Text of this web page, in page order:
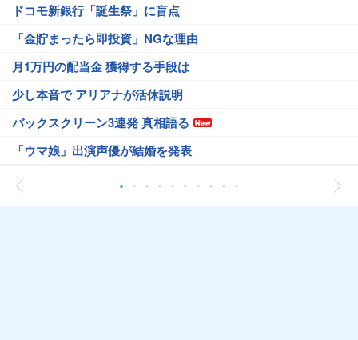
ドコモ新銀行「誕生祭」に盲点
「金貯まったら即投資」NGな理由
月1万円の配当金 獲得する手段は
少し本音で アリアナが活休説明
バックスクリーン3連発 真相語る
「ウマ娘」出演声優が結婚を発表